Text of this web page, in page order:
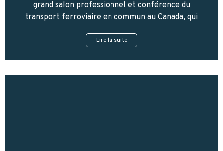
grand salon professionnel et conférence du
transport ferroviaire en commun au Canada, qui
Lire la suite